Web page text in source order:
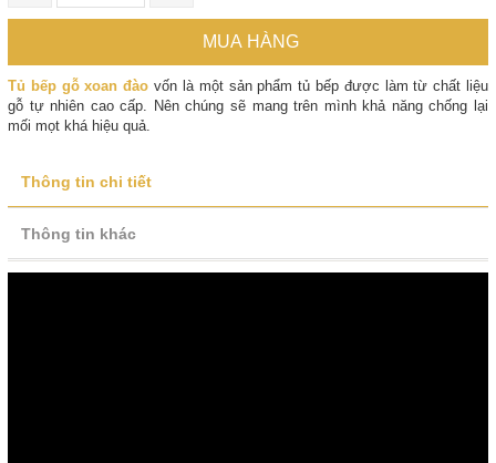
MUA HÀNG
Tủ bếp gỗ xoan đào vốn là một sản phẩm tủ bếp được làm từ chất liệu
gỗ tự nhiên cao cấp. Nên chúng sẽ mang trên mình khả năng chống lại
mối mọt khá hiệu quả.
Thông tin chi tiết
Thông tin khác